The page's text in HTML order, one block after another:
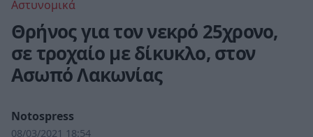
Αστυνομικά
Θρήνος για τον νεκρό 25χρονο,
σε τροχαίο με δίκυκλο, στον
Ασωπό Λακωνίας
Notospress
08/03/2021 18:54